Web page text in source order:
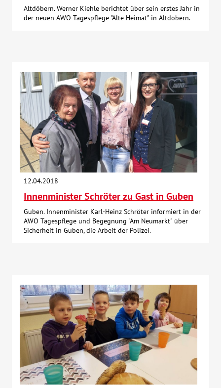
Altdöbern. Werner Kiehle berichtet über sein erstes Jahr in
der neuen AWO Tagespflege "Alte Heimat" in Altdöbern.
12.04.2018
Innenminister Schröter zu Gast in Guben
Guben. Innenminister Karl-Heinz Schröter informiert in der
AWO Tagespflege und Begegnung "Am Neumarkt" über
Sicherheit in Guben, die Arbeit der Polizei.